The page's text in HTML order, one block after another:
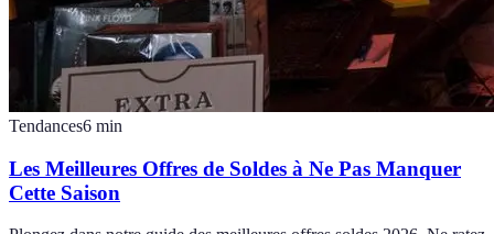
Tendances6 min
Les Meilleures Offres de Soldes à Ne Pas Manquer
Cette Saison